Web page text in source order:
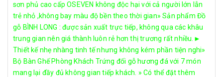
sơn phủ cao cấp OSEVEN không độc hại với cả người lớn lẫn
trẻ nhỏ ,không bay màu độ bền theo thời gian» Sản phẩm Đồ
gỗ BÌNH LONG : được sản xuất trực tiếp, không qua các khâu
trung gian nên giá thành luôn rẻ hơn thị trương rất nhiều.►
Thiết kế nhẹ nhàng tinh tế nhưng không kém phần tiện nghi»
Bộ Bàn Ghế Phòng Khách Trứng đối gỗ hương đá với 7 món
mang lại đầy đủ không gian tiếp khách. » Có thể đặt thêm